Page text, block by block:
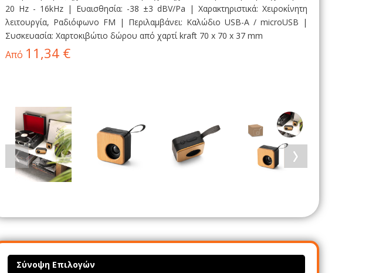
20 Hz - 16kHz | Ευαισθησία: -38 ±3 dBV/Pa | Χαρακτηριστικά: Χειροκίνητη
λειτουργία, Ραδιόφωνο FM | Περιλαμβάνει: Καλώδιο USB-A / microUSB |
Συσκευασία: Χαρτοκιβώτιο δώρου από χαρτί kraft 70 x 70 x 37 mm
Από 11,34 €
Σύνοψη Επιλογών